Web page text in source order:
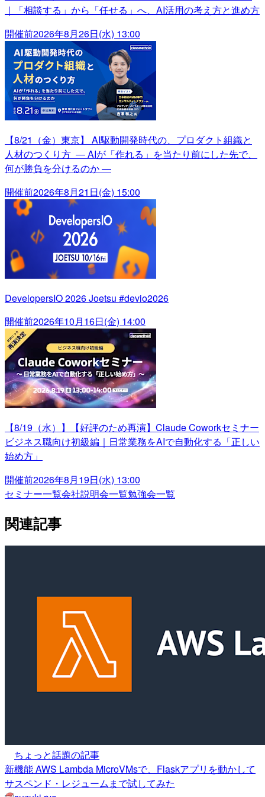
｜「相談する」から「任せる」へ、AI活用の考え方と進め方
開催前2026年8月26日(水) 13:00
【8/21（金）東京】 AI駆動開発時代の、プロダクト組織と
人材のつくり方 ― AIが「作れる」を当たり前にした先で、
何が勝負を分けるのか ―
開催前2026年8月21日(金) 15:00
DevelopersIO 2026 Joetsu #devio2026
開催前2026年10月16日(金) 14:00
【8/19（水）】【好評のため再演】Claude Coworkセミナー
ビジネス職向け初級編｜日常業務をAIで自動化する「正しい
始め方」
開催前2026年8月19日(水) 13:00
セミナー一覧会社説明会一覧勉強会一覧
関連記事
ちょっと話題の記事
新機能 AWS Lambda MicroVMsで、Flaskアプリを動かして
サスペンド・レジュームまで試してみた